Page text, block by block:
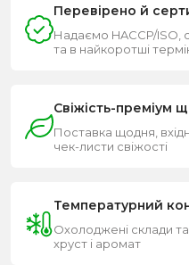
Перевірено й
Надаємо HACCP/ISO,
та в найкоротші
Свіжість-преміум
Поставка щодня,
чек-листи свіжості
Температурний
Охолоджені склади
хруст і аромат